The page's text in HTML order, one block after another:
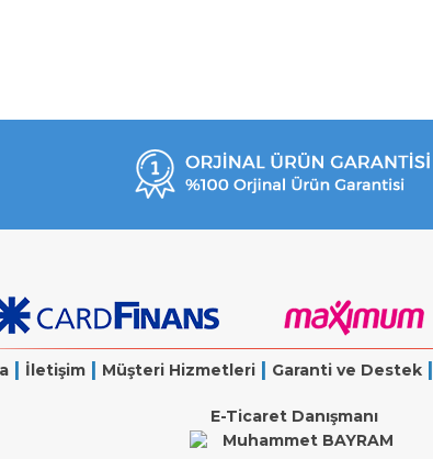
| İletişim| Müşteri Hizmetleri| Garanti ve Destek|
E-Ticaret Danışmanı